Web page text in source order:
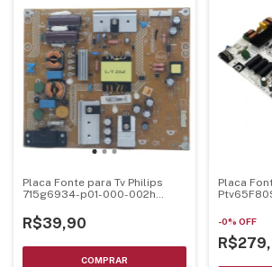
Placa Fonte para Tv Philips
715g6934-p01-000-002h
R$39,90
Placa
-0% OFF